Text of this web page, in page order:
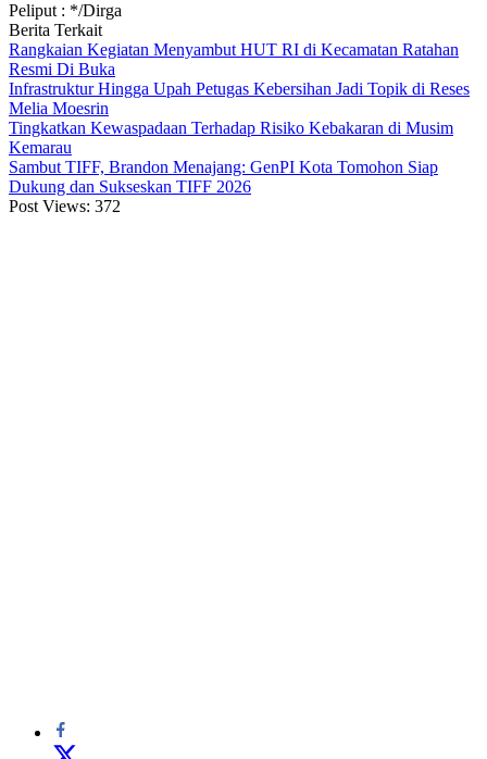
Peliput : */Dirga
Berita Terkait
Rangkaian Kegiatan Menyambut HUT RI di Kecamatan Ratahan
Resmi Di Buka
Infrastruktur Hingga Upah Petugas Kebersihan Jadi Topik di Reses
Melia Moesrin
Tingkatkan Kewaspadaan Terhadap Risiko Kebakaran di Musim
Kemarau
Sambut TIFF, Brandon Menajang: ​GenPI Kota Tomohon Siap
Dukung dan Sukseskan TIFF 2026
Post Views: 372